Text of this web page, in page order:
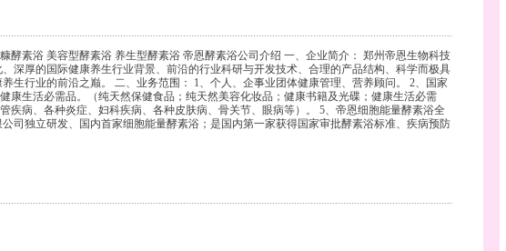
酵素浴 美容型酵素浴 养生型酵素浴 帝恩酵素浴公司介绍 一、企业简介： 郑州帝恩生物科技
深厚的国际健康养生行业背景、前沿的行业科研与开发技术、合理的产品结构、科学而极具
行业的前沿之巅。 二、业务范围： 1、个人、企事业团体健康管理、营养顾问。 2、国家
生活必需品。（纯天然保健食品；纯天然美容化妆品；健康书籍及光碟；健康生活必需
病、各种炎症、妇科疾病、各种皮肤病、骨关节、眼病等）。 5、帝恩细胞能量酵素浴全
司独立研发、国内首家细胞能量酵素浴；是国内第一家获得国家审批酵素浴标准、疾病预防